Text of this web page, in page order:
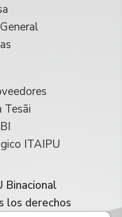
Tesãi
ITAIPU
Binacional
los derechos